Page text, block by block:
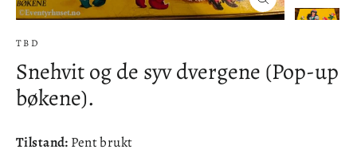
Lukke
(esc)
TBD
Snehvit og de syv dvergene (Pop-up
bøkene).
Tilstand: Pent brukt